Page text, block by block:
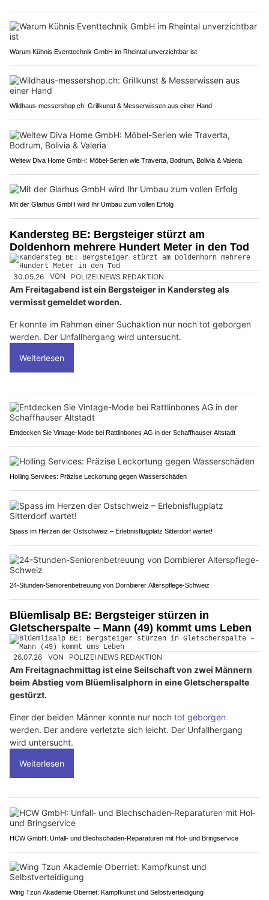
Warum Kühnis Eventtechnik GmbH im Rheintal unverzichtbar ist
Wildhaus-messershop.ch: Grillkunst & Messerwissen aus einer Hand
Weltew Diva Home GmbH: Möbel-Serien wie Traverta, Bodrum, Bolivia & Valeria
Mit der Glarhus GmbH wird Ihr Umbau zum vollen Erfolg
Kandersteg BE: Bergsteiger stürzt am
Doldenhorn mehrere Hundert Meter in den Tod
30.05.26 VON POLIZEI.NEWS REDAKTION
Am Freitagabend ist ein Bergsteiger in Kandersteg als
vermisst gemeldet worden.
Er konnte im Rahmen einer Suchaktion nur noch tot geborgen
werden. Der Unfallhergang wird untersucht.
Weiterlesen
Entdecken Sie Vintage-Mode bei Rattlinbones AG in der Schaffhauser Altstadt
Holling Services: Präzise Leckortung gegen Wasserschäden
Spass im Herzen der Ostschweiz – Erlebnisflugplatz Sitterdorf wartet!
24-Stunden-Seniorenbetreuung von Dornbierer Alterspflege-Schweiz
Blüemlisalp BE: Bergsteiger stürzen in
Gletscherspalte – Mann (49) kommt ums Leben
26.07.26 VON POLIZEI.NEWS REDAKTION
Am Freitagnachmittag ist eine Seilschaft von zwei Männern
beim Abstieg vom Blüemlisalphorn in eine Gletscherspalte
gestürzt.
Einer der beiden Männer konnte nur noch tot geborgen
werden. Der andere verletzte sich leicht. Der Unfallhergang
wird untersucht.
Weiterlesen
HCW GmbH: Unfall‑ und Blechschaden‑Reparaturen mit Hol‑ und Bringservice
Wing Tzun Akademie Oberriet: Kampfkunst und Selbstverteidigung